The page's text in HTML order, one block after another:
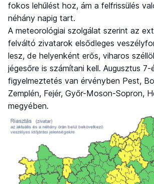
fokos lehűlést hoz, ám a felfrissülés
néhány napig tart.
A meteorológiai szolgálat szerint az
felváltó zivatarok elsődleges
lesz, de helyenként erős, viharos
jégesőre is számítani kell. Augusztus
figyelmeztetés van érvényben Pest,
Zemplén, Fejér, Győr-Moson-Sopron,
megyében.